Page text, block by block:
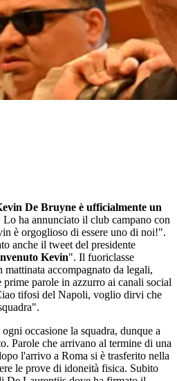
De Bruyne è ufficialmente un
Lo ha annunciato il club campano con
è orgoglioso di essere uno di noi!".
anche il tweet del presidente
Kevin". Il fuoriclasse
accompagnato da legali,
prime parole in azzurro ai canali social
tifosi del Napoli, voglio dirvi che
occasione la squadra, dunque a
Parole che arrivano al termine di una
l'arrivo a Roma si è trasferito nella
le prove di idoneità fisica. Subito